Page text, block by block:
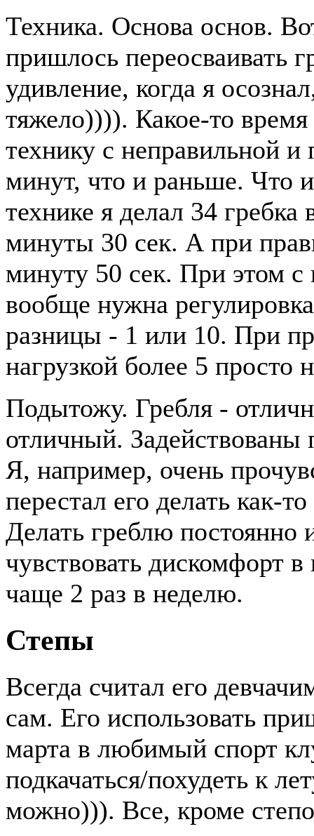
Техника. Основа основ.
пришлось переосваивать
удивление, когда я
тяжело)))). Какое-то
технику с неправильной
минут, что и раньше. Что
технике я делал 34
минуты 30 сек. А при
минуту 50 сек. При этом с
вообще нужна
разницы - 1 или 10. При
нагрузкой более 5 просто
Подытожу. Гребля -
отличный.
Я, например, очень
перестал его делать как-
Делать греблю постоянно
чувствовать дискомфорт
чаще 2 раз в неделю.
Степы
Всегда считал его
сам. Его использовать
марта в любимый спорт
подкачаться/похудеть к
можно))). Все, кроме